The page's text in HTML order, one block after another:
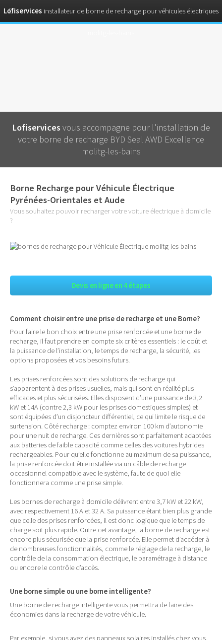
Lofiservices vous accompagne pour l'installation de
votre borne de recharge BYD Seal AWD Excellence
molitg-les-bains
Borne Recharge pour Véhicule Électrique
Pyrénées-Orientales et Aude
Vous souhaitez pouvoir recharger votre voiture électrique à domicile
?
Devis en ligne en 4 étapes
Comment choisir entre une prise de recharge et une Borne?
Pour faire le bon choix entre une prise renforcée et une borne de
recharge, il faut prendre en compte six critères essentiels : le coût et
la puissance de l’installation, le temps de recharge, la sécurité, les
options proposées et vos besoins futurs.
Les prises renforcées sont des solutions de recharge qui
s’apparentent à des prises usuelles, mais qui sont en réalité plus
efficaces et plus sécurisées. Elles disposent d’une puissance de 3,2
kW et 14A (contre 2,3 kW pour les prises domestiques simples) et
sont équipées d’un disjoncteur différentiel, ce qui limite le risque de
surtension. Côté recharge : comptez environ 100 km d’autonomie
pour une nuit de recharge. Ces dernières sont parfaitement adaptées
aux batteries de faible capacité comme celles des voitures hybrides
rechargeables. Pour qu’elle fonctionne au maximum de sa puissance,
la prise renforcée doit être installée via un câble de recharge
occasionnel compatible avec le système, faute de quoi elle
fonctionnera comme une prise simple.
Les bornes de recharge à domicile délivrent entre 3,7 kW et 22 kW,
avec respectivement 16 A et 32 A. Sa puissance étant bien plus grande
que celle des prises renforcées, il est donc logique que le temps de
charge soit plus rapide. Outre cet avantage, la borne de recharge est
encore plus sécurisée que la prise renforcée. Elle permet d’accéder à
de nombreuses fonctionnalités, comme le réglage de la recharge, le
contrôle de la consommation électrique, le paramétrage à distance
ou encore le contrôle d’accès.
Une borne simple ou une borne intelligente?
Une borne de recharge intelligente vous permettra de faire des
économies dans la recharge de votre véhicule.
Par exemple, si vous avez des panneaux solaires installés chez vous,
Lofiservices installateur de borne de recharge pour véhicules électriques